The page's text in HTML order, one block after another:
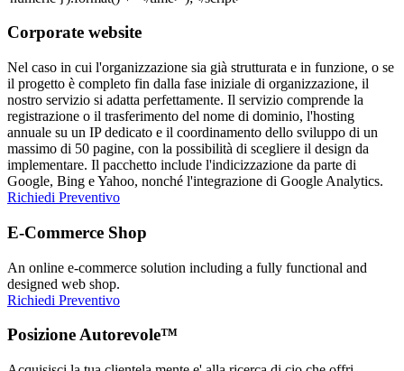
Corporate website
Nel caso in cui l'organizzazione sia già strutturata e in funzione, o se
il progetto è completo fin dalla fase iniziale di organizzazione, il
nostro servizio si adatta perfettamente. Il servizio comprende la
registrazione o il trasferimento del nome di dominio, l'hosting
annuale su un IP dedicato e il coordinamento dello sviluppo di un
massimo di 50 pagine, con la possibilità di scegliere il design da
implementare. Il pacchetto include l'indicizzazione da parte di
Google, Bing e Yahoo, nonché l'integrazione di Google Analytics.
Richiedi Preventivo
E-Commerce Shop
An online e-commerce solution including a fully functional and
designed web shop.
Richiedi Preventivo
Posizione Autorevole™